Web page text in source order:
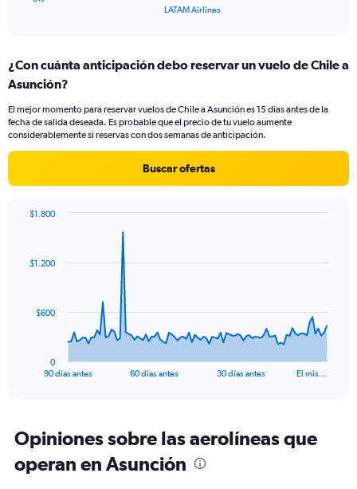
Range:
1
The
chart
axis
values.
to
LATAM Airlines
¿Con cuánta anticipación debo reservar un vuelo de Chile a
Asunción?
El mejor momento para reservar vuelos de Chile a Asunción es 15 días antes de la
fecha de salida deseada. Es probable que el precio de tu vuelo aumente
considerablemente si reservas con dos semanas de anticipación.
Buscar ofertas
data
The
Range:
91
categories.
The
90 días antes 60 días antes 30 días antes El mis…
0
$600
$1.200
$1.800
Opiniones sobre las aerolíneas que
operan en Asunción